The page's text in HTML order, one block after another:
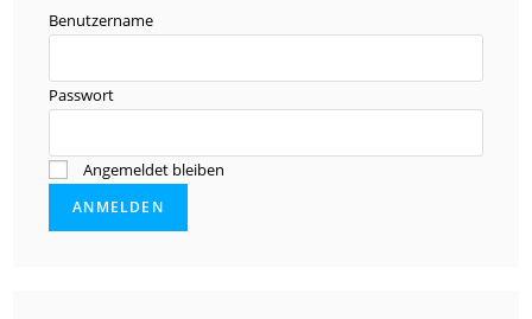
Benutzername
Passwort
Angemeldet bleiben